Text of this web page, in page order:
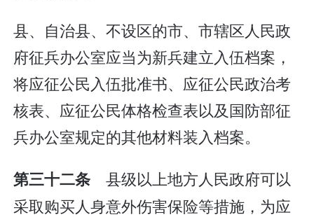
县、自治县、不设区的市、市辖区人民政
府征兵办公室应当为新兵建立入伍档案，
将应征公民入伍批准书、应征公民政治考
核表、应征公民体格检查表以及国防部征
兵办公室规定的其他材料装入档案。
第三十二条 县级以上地方人民政府可以
采取购买人身意外伤害保险等措施，为应